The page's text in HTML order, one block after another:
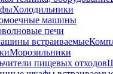
Холодильники
машины
печи
встраиваемые
Морозильники
пищевых отходов